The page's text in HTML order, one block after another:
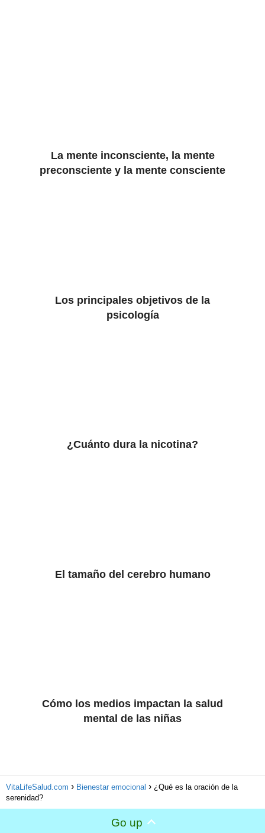
La mente inconsciente, la mente
preconsciente y la mente consciente
Los principales objetivos de la
psicología
¿Cuánto dura la nicotina?
El tamaño del cerebro humano
Cómo los medios impactan la salud
mental de las niñas
VitaLifeSalud.com Bienestar emocional
¿Qué es la oración de la
serenidad?
Go up